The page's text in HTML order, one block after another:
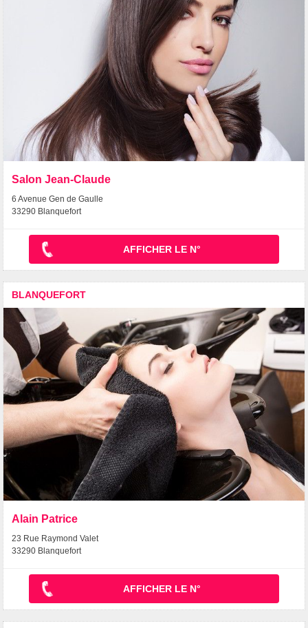
Salon Jean-Claude
6 Avenue Gen de Gaulle
33290 Blanquefort
AFFICHER LE N°
BLANQUEFORT
Alain Patrice
23 Rue Raymond Valet
33290 Blanquefort
AFFICHER LE N°